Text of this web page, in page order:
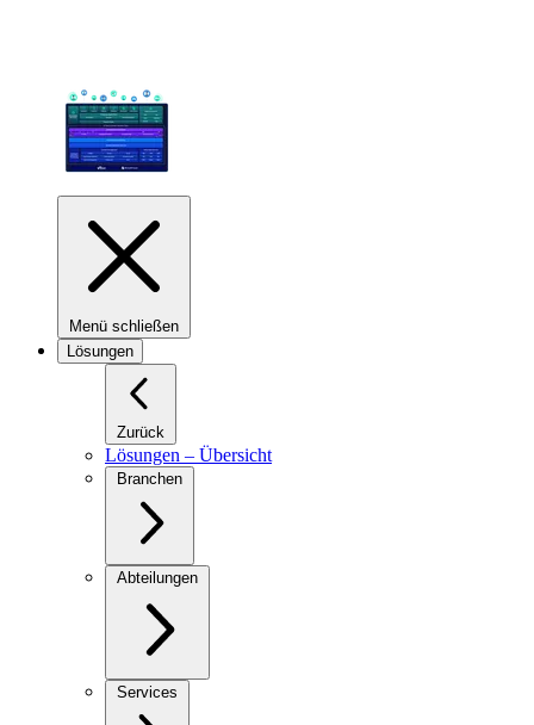
Menü schließen
Lösungen
Zurück
Lösungen – Übersicht
Branchen
Abteilungen
Services